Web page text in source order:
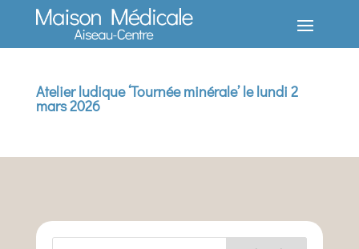
Atelier ludique ‘Tournée minérale’ le lundi 2
mars 2026